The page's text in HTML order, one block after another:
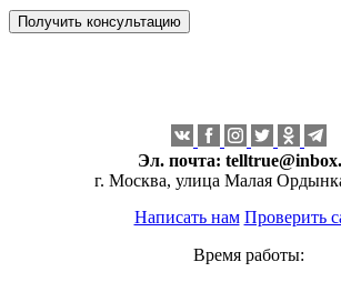
Эл. почта:
г. Москва, улица Малая
Написать нам Проверить
Время работы: